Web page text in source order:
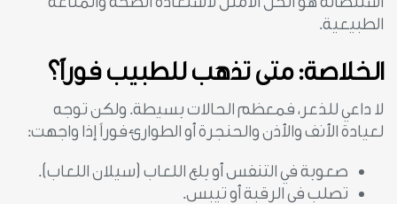
الطبيعية.
الخلاصة: متى تذهب للطبيب فوراً؟
لا داعي للذعر، فمعظم الحالات بسيطة. ولكن توجه
لعيادة الأنف والأذن والحنجرة أو الطوارئ فوراً إذا واجهت:
صعوبة في التنفس أو بلع اللعاب (سيلان اللعاب).
تصلب في الرقبة أو تيبس.